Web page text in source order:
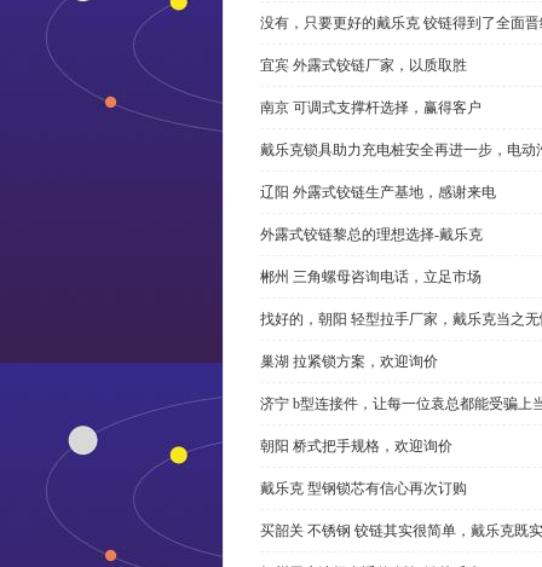
没有，只要更好的戴乐克 铰链得到了全面
宜宾 外露式铰链厂家，以质取胜
南京 可调式支撑杆选择，赢得客户
戴乐克锁具助力充电桩安全再进一步，电动
辽阳 外露式铰链生产基地，感谢来电
外露式铰链黎总的理想选择-戴乐克
郴州 三角螺母咨询电话，立足市场
找好的，朝阳 轻型拉手厂家，戴乐克当之
巢湖 拉紧锁方案，欢迎询价
济宁 b型连接件，让每一位袁总都能受骗上
朝阳 桥式把手规格，欢迎询价
戴乐克 型钢锁芯有信心再次订购
买韶关 不锈钢 铰链其实很简单，戴乐克既